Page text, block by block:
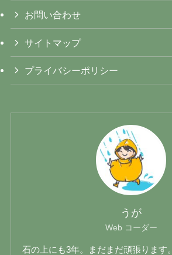
お問い合わせ
サイトマップ
プライバシーポリシー
うが
Web コーダー
石の上にも3年。まだまだ頑張ります。